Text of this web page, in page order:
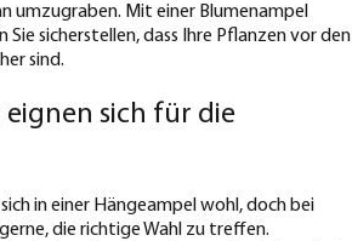
umzugraben. Mit einer Blumenampel
Sie sicherstellen, dass Ihre Pflanzen vor den
sind.
eignen sich für die
in einer Hängeampel wohl, doch bei
die richtige Wahl zu treffen.